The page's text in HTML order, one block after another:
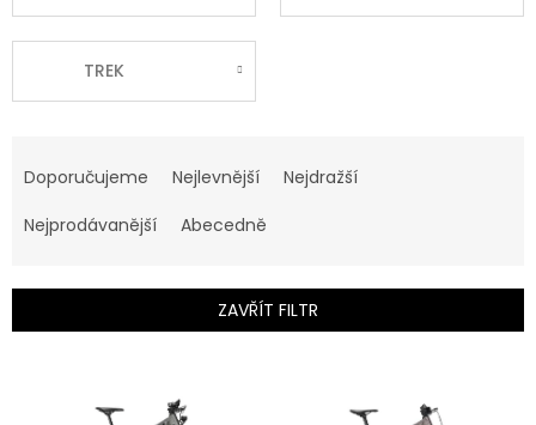
TREK
a
e
í
r
Doporučujeme Nejlevnější
Nejdražší
Nejprodávanější
Abecedně
ZAVŘÍT FILTR